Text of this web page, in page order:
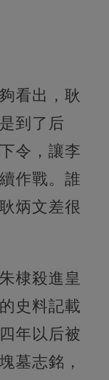
看出，耿
到了后
令，讓李
作戰。誰
炳文差很
棣殺進皇
史料記載
年以后被
墓志銘，